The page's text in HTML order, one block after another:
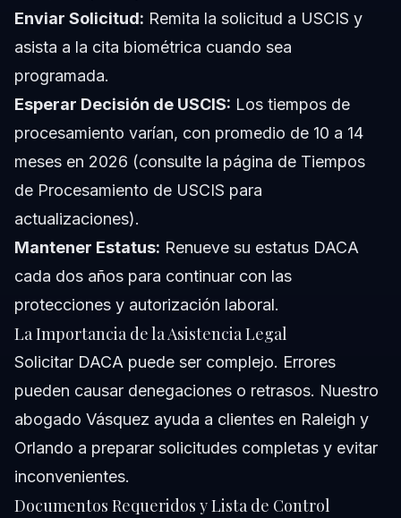
Enviar Solicitud: Remita la solicitud a USCIS y
asista a la cita biométrica cuando sea
programada.
Esperar Decisión de USCIS: Los tiempos de
procesamiento varían, con promedio de 10 a 14
meses en 2026 (consulte la página de Tiempos
de Procesamiento de USCIS para
actualizaciones).
Mantener Estatus: Renueve su estatus DACA
cada dos años para continuar con las
protecciones y autorización laboral.
La Importancia de la Asistencia Legal
Solicitar DACA puede ser complejo. Errores
pueden causar denegaciones o retrasos. Nuestro
abogado Vásquez ayuda a clientes en Raleigh y
Orlando a preparar solicitudes completas y evitar
inconvenientes.
Documentos Requeridos y Lista de Control